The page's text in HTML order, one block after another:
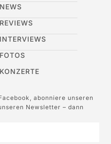
NEWS
REVIEWS
INTERVIEWS
FOTOS
KONZERTE
abonniere unseren
Newsletter – dann